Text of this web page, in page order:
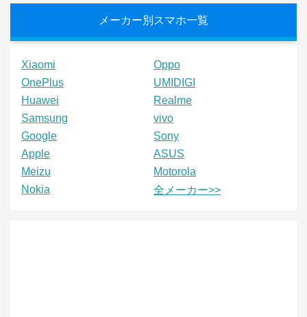
メーカー別スマホ一覧
Xiaomi
Oppo
OnePlus
UMIDIGI
Huawei
Realme
Samsung
vivo
Google
Sony
Apple
ASUS
Meizu
Motorola
Nokia
全メーカー>>